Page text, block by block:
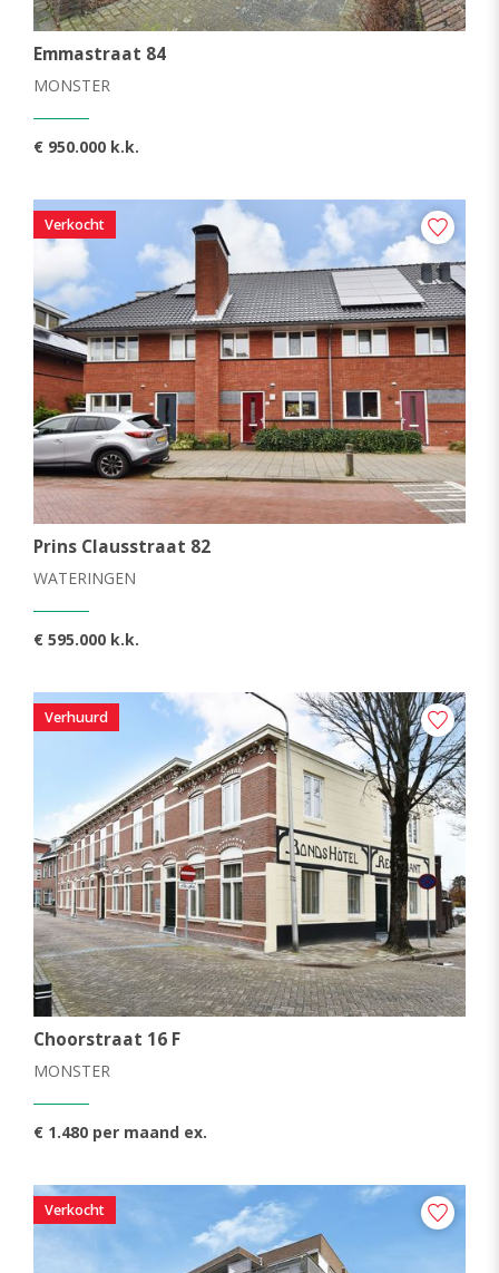
Emmastraat 84
MONSTER
€ 950.000 k.k.
Verkocht
Prins Clausstraat 82
WATERINGEN
€ 595.000 k.k.
Verhuurd
Choorstraat 16 F
MONSTER
€ 1.480 per maand ex.
Verkocht